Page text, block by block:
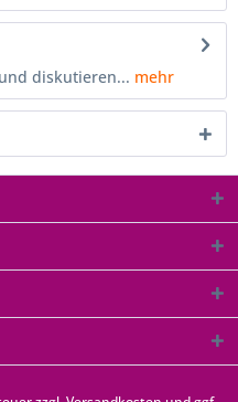
diskutieren... mehr